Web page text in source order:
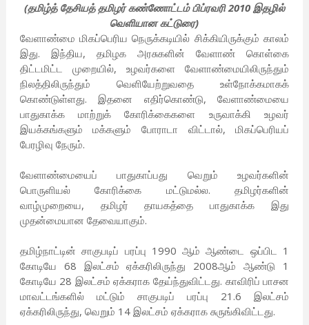
(தமிழ்த் தேசியத் தமிழர் கண்ணோட்டம் பிப்ரவரி 2010 இதழில்
வெளியான கட்டுரை)
வேளாண்மை மிகப்பெரிய நெருக்கடியில் சிக்கியிருக்கும் காலம்
இது. இந்திய, தமிழக அரசுகளின் வேளாண் கொள்கை
திட்டமிட்ட முறையில், உழவர்களை வேளாண்மையிலிருந்தும்
நிலத்திலிருந்தும் வெளியேற்றுவதை உள்நோக்கமாகக்
கொண்டுள்ளது. இதனை எதிர்கொண்டு, வேளாண்மையை
பாதுகாக்க மாற்றுக் கோரிக்கைகளை உருவாக்கி உழவர்
இயக்கங்களும் மக்களும் போராடா விட்டால், மிகப்பெரியப்
பேரழிவு நேரும்.
வேளாண்மையைப் பாதுகாப்பது வெறும் உழவர்களின்
பொருளியல் கோரிக்கை மட்டுமல்ல. தமிழர்களின்
வாழ்முறையை, தமிழர் தாயகத்தை பாதுகாக்க இது
முதன்மையான தேவையாகும்.
தமிழ்நாட்டின் சாகுபடிப் பரப்பு 1990 ஆம் ஆண்டை ஒப்பிட 1
கோடியே 68 இலட்சம் ஏக்கரிலிருந்து 2008ஆம் ஆண்டு 1
கோடியே 28 இலட்சம் ஏக்கராக தேய்ந்துவிட்டது. காவிரிப் பாசன
மாவட்டங்களில் மட்டும் சாகுபடிப் பரப்பு 21.6 இலட்சம்
ஏக்கரிலிருந்து, வெறும் 14 இலட்சம் ஏக்கராக சுருங்கிவிட்டது.